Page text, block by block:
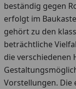
beständig gegen
erfolgt im
gehört zu den
beträchtliche
die verschiedenen
Vorstellungen.